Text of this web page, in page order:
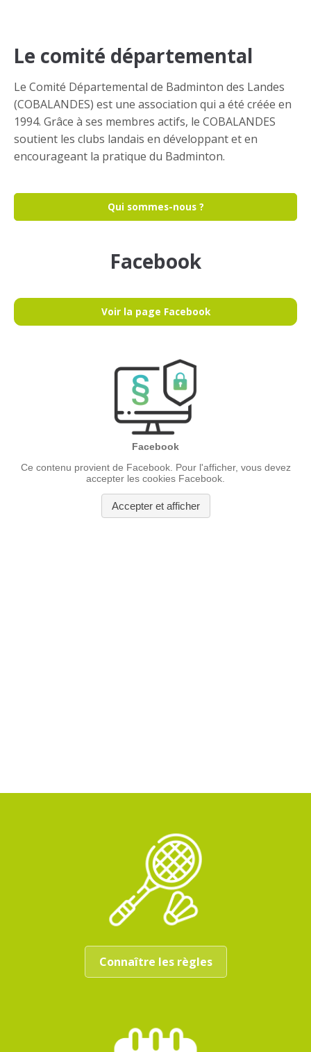
Le comité départemental
Le Comité Départemental de Badminton des Landes
(COBALANDES) est une association qui a été créée en
1994. Grâce à ses membres actifs, le COBALANDES
soutient les clubs landais en développant et en
encourageant la pratique du Badminton.
Qui sommes-nous ?
Facebook
Voir la page Facebook
Connaître les règles